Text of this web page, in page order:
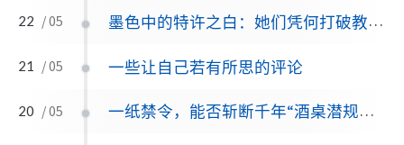
22 / 05 墨色中的特许之白：她们凭何打破教宗面前的“黑色禁忌”？深掘“白色特权”的百年秘辛
21 / 05 一些让自己若有所思的评论
20 / 05 一纸禁令，能否斩断千年“酒桌潜规则”？白酒江湖的“生死劫”还是又一场“表面文章”？